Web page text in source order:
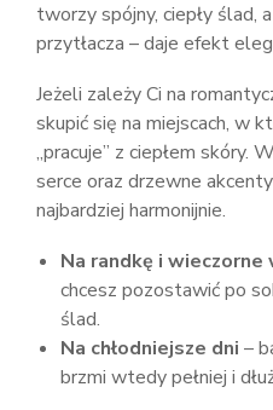
tworzy spójny, ciepły ślad,
przytłacza – daje efekt
Jeżeli zależy Ci na
skupić się na miejscach, w
„pracuje” z ciepłem
serce oraz drzewne akcenty
najbardziej harmonijnie.
Na randkę i wieczorne
chcesz pozostawić po
ślad.
Na chłodniejsze dni –
brzmi wtedy pełniej i